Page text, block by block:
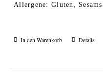
Allergene: Gluten,
In den Warenkorb Details